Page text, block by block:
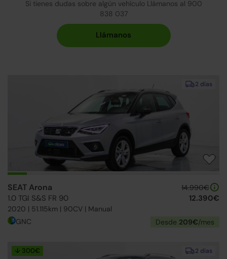
Si tienes dudas sobre algún vehículo Llámanos al 900
838 037
2 días
SEAT Arona
1.0 TGI S&S FR 90
2020 | 51.115km | 90CV | Manual
14.990€
12.390€
GNC Desde 209€/mes
2 días
↓ 300€